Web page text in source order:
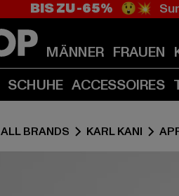
BIS ZU -65% 😲💥
MÄNNER FRAUEN
SCHUHE ACCESSOIRES
ALL BRANDS KARL KANI